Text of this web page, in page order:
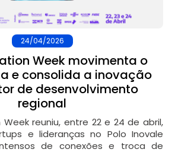
24/04/2026
Week movimenta o
e consolida a inovação
de desenvolvimento
regional
reuniu, entre 22 e 24 de abril,
e lideranças no Polo Inovale
de conexões e troca de